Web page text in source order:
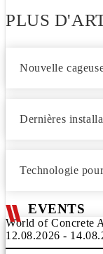
PLUS
Nouvelle
Dernières
Technologie
EVENTS
World of Concrete
12.08.2026 -